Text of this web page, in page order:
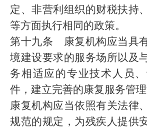
定、非营利组织的财税扶持
等方面执行相同的政策。
第十九条 康复机构应当具
境建设要求的服务场所以及
务相适应的专业技术人员
件，建立完善的康复服务管理
康复机构应当依照有关法律
规范的规定，为残疾人提供